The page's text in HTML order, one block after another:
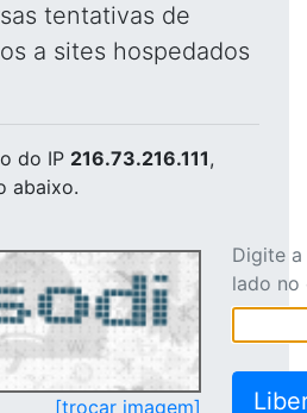
tentativas de
a sites hospedados
do IP 216.73.216.111,
abaixo.
[trocar imagem]
Digite
lado no